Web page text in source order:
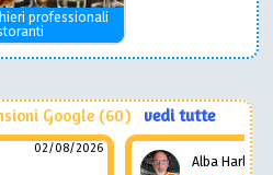
professionali
Google (60) vedi tutte
02/08/2026
Alba Harley